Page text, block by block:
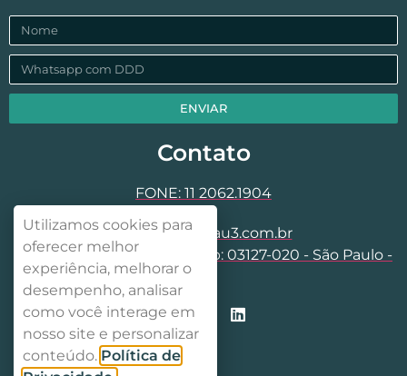
ENVIAR
Contato
FONE: 11 2062.1904
contato@dgrau3.com.br
Rua Aparaju, 64 - Mooca Cep: 03127-020 - São Paulo -
Utilizamos cookies para
oferecer melhor
experiência, melhorar o
desempenho, analisar
como você interage em
nosso site e personalizar
conteúdo. Política de